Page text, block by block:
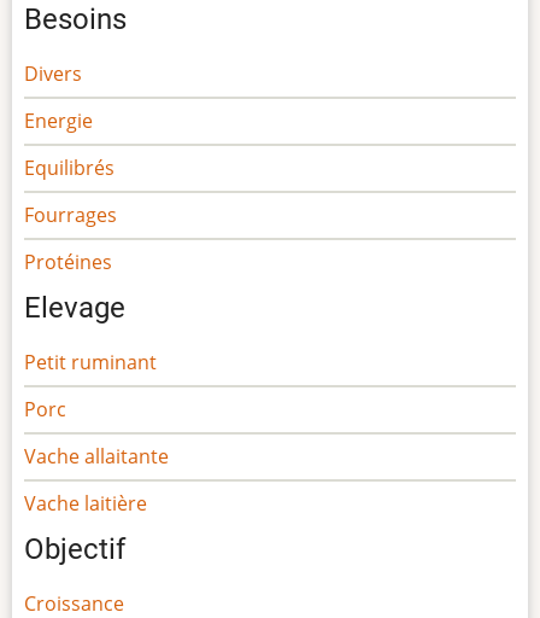
Besoins
Divers
Energie
Equilibrés
Fourrages
Protéines
Elevage
Petit ruminant
Porc
Vache allaitante
Vache laitière
Objectif
Croissance